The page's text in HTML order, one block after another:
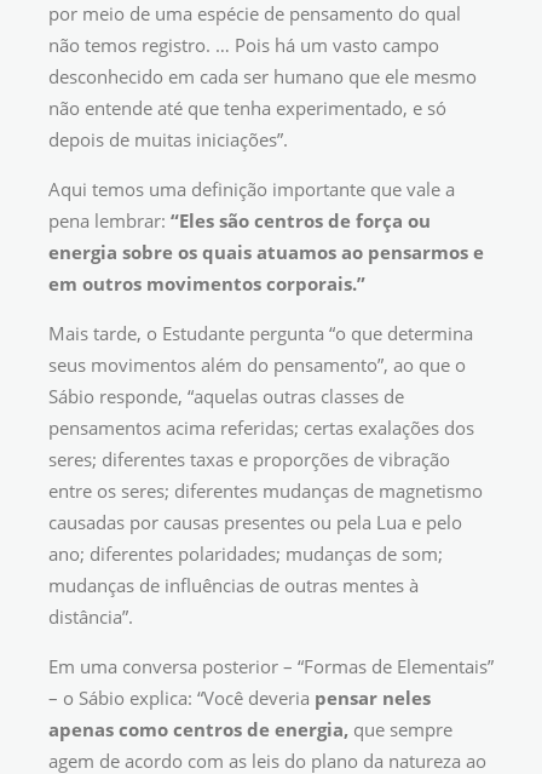
por meio de uma espécie de pensamento do qual
não temos registro. … Pois há um vasto campo
desconhecido em cada ser humano que ele mesmo
não entende até que tenha experimentado, e só
depois de muitas iniciações”.
Aqui temos uma definição importante que vale a
pena lembrar: “Eles são centros de força ou
energia sobre os quais atuamos ao pensarmos e
em outros movimentos corporais.”
Mais tarde, o Estudante pergunta “o que determina
seus movimentos além do pensamento”, ao que o
Sábio responde, “aquelas outras classes de
pensamentos acima referidas; certas exalações dos
seres; diferentes taxas e proporções de vibração
entre os seres; diferentes mudanças de magnetismo
causadas por causas presentes ou pela Lua e pelo
ano; diferentes polaridades; mudanças de som;
mudanças de influências de outras mentes à
distância”.
Em uma conversa posterior – “Formas de Elementais”
– o Sábio explica: “Você deveria pensar neles
apenas como centros de energia, que sempre
agem de acordo com as leis do plano da natureza ao